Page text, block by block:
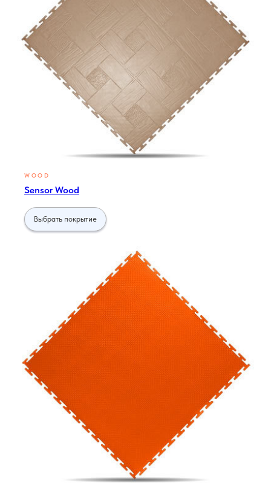
WOOD
Sensor Wood
Выбрать покрытие